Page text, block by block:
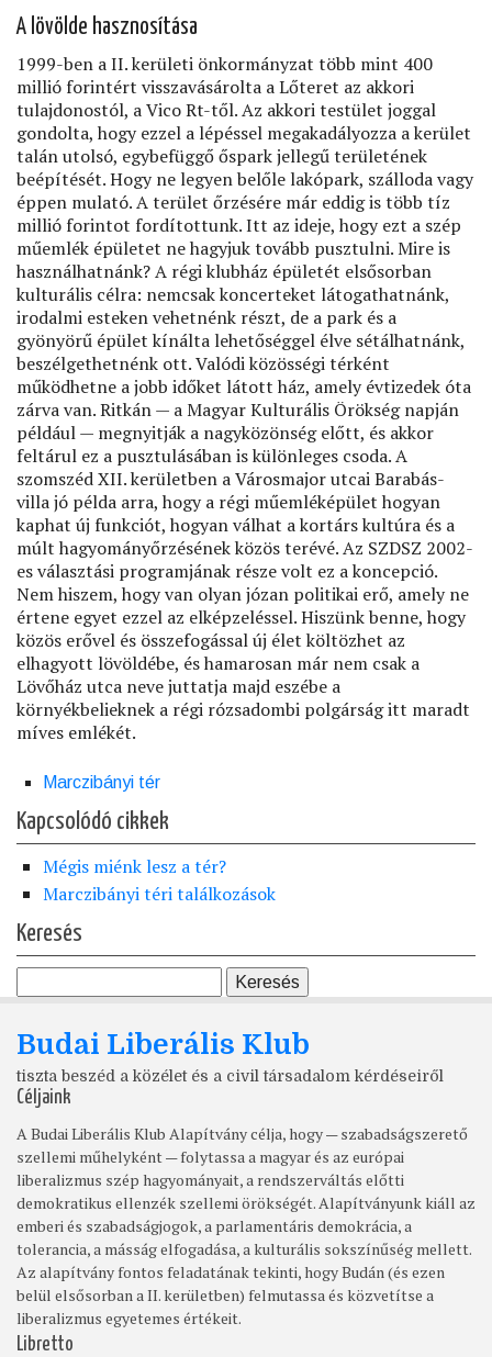
A lövölde hasznosítása
1999-ben a II. kerületi önkormányzat több mint 400
millió forintért visszavásárolta a Lőteret az akkori
tulajdonostól, a Vico Rt-től. Az akkori testület joggal
gondolta, hogy ezzel a lépéssel megakadályozza a kerület
talán utolsó, egybefüggő őspark jellegű területének
beépítését. Hogy ne legyen belőle lakópark, szálloda vagy
éppen mulató. A terület őrzésére már eddig is több tíz
millió forintot fordítottunk. Itt az ideje, hogy ezt a szép
műemlék épületet ne hagyjuk tovább pusztulni. Mire is
használhatnánk? A régi klubház épületét elsősorban
kulturális célra: nemcsak koncerteket látogathatnánk,
irodalmi esteken vehetnénk részt, de a park és a
gyönyörű épület kínálta lehetőséggel élve sétálhatnánk,
beszélgethetnénk ott. Valódi közösségi térként
működhetne a jobb időket látott ház, amely évtizedek óta
zárva van. Ritkán — a Magyar Kulturális Örökség napján
például — megnyitják a nagyközönség előtt, és akkor
feltárul ez a pusztulásában is különleges csoda. A
szomszéd XII. kerületben a Városmajor utcai Barabás-
villa jó példa arra, hogy a régi műemléképület hogyan
kaphat új funkciót, hogyan válhat a kortárs kultúra és a
múlt hagyományőrzésének közös terévé. Az SZDSZ 2002-
es választási programjának része volt ez a koncepció.
Nem hiszem, hogy van olyan józan politikai erő, amely ne
értene egyet ezzel az elképzeléssel. Hiszünk benne, hogy
közös erővel és összefogással új élet költözhet az
elhagyott lövöldébe, és hamarosan már nem csak a
Lövőház utca neve juttatja majd eszébe a
környékbelieknek a régi rózsadombi polgárság itt maradt
míves emlékét.
Marczibányi tér
Kapcsolódó cikkek
Mégis miénk lesz a tér?
Marczibányi téri találkozások
Keresés
Budai Liberális Klub
tiszta beszéd a közélet és a civil társadalom kérdéseiről
Céljaink
A Budai Liberális Klub Alapítvány célja, hogy — szabadságszerető
szellemi műhelyként — folytassa a magyar és az európai
liberalizmus szép hagyományait, a rendszerváltás előtti
demokratikus ellenzék szellemi örökségét. Alapítványunk kiáll az
emberi és szabadságjogok, a parlamentáris demokrácia, a
tolerancia, a másság elfogadása, a kulturális sokszínűség mellett.
Az alapítvány fontos feladatának tekinti, hogy Budán (és ezen
belül elsősorban a II. kerületben) felmutassa és közvetítse a
liberalizmus egyetemes értékeit.
Libretto